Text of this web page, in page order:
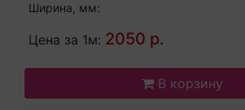
Ширина, мм:
Цена за 1м: 2050 р.
В корзину